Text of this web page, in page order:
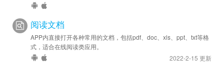
阅读文档
APP内直接打开各种常用的文档，包括pdf、doc、xls、ppt、txt等格
式，适合在线阅读类应用。
2022-2-15 更新